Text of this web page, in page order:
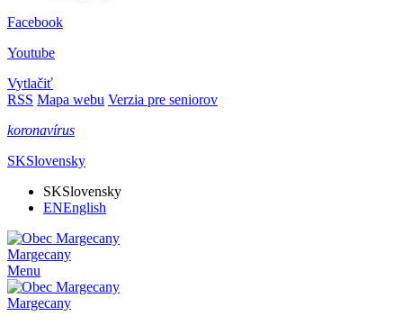
Facebook
Youtube
Vytlačiť
RSS Mapa webu Verzia pre seniorov
koronavírus
SKSlovensky
SKSlovensky
ENEnglish
Margecany
Menu
Margecany